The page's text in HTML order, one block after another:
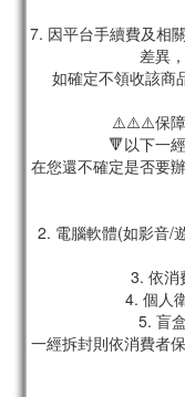
7. 因平台手續費及相
差異
如確定不領收該商
⚠️⚠️⚠️保障
🔻以下一
在您還不確定是否要
2. 電腦軟體(如影音/
3. 依消
4. 個人
5. 盲
一經拆封則依消費者